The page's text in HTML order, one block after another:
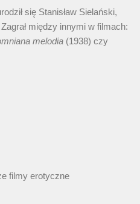
się Stanisław Sielański,
między innymi w filmach:
melodia (1938) czy
filmy erotyczne